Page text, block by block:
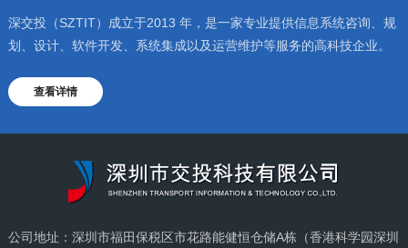
深交投（SZTIT）成立于2013 年，是一家专业提供信息系统咨询、规
划、设计、软件开发、系统集成以及运营维护等服务的高科技企业。
查看详情
公司地址：深圳市福田保税区市花路能健恒仓储A栋（香港科学园深圳